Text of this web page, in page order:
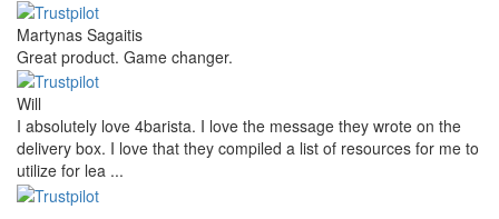
Martynas Sagaitis
Great product. Game changer.
Will
I absolutely love 4barista. I love the message they wrote on the
delivery box. I love that they compiled a list of resources for me to
utilize for lea ...